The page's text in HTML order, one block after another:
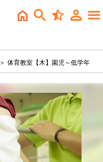
＞ 体育教室【木】園児～低学年